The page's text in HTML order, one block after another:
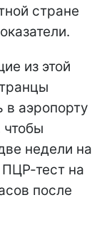
стране
из этой
аэропорту
недели на
тест на
после